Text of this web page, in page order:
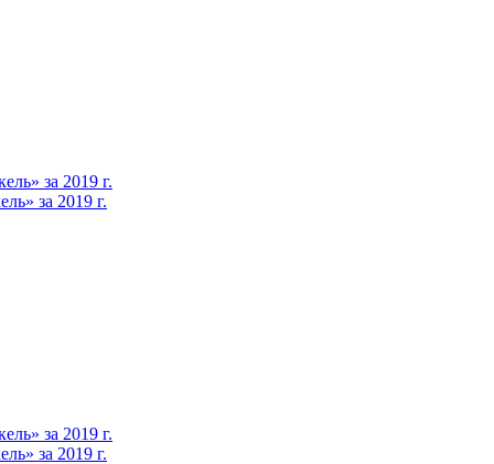
за 2019 г.
за 2019 г.
за 2019 г.
за 2019 г.